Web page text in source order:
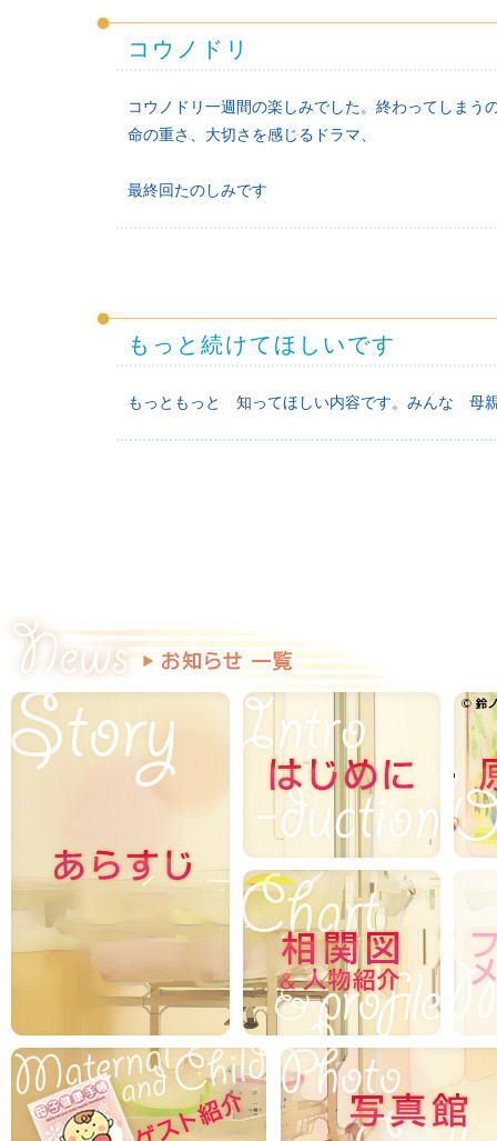
コウノドリ
コウノドリ一週間の楽しみでした。終わってしま
命の重さ、大切さを感じるドラマ、
最終回たのしみです
もっと続けてほしいです
もっともっと 知ってほしい内容です。みんな 母